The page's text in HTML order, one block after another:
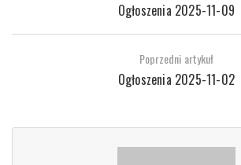
Ogłoszenia 2025-11-09
Poprzedni artykuł
Ogłoszenia 2025-11-02